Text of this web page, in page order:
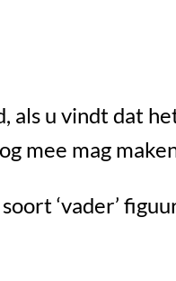
als u vindt dat
mee mag
‘vader’